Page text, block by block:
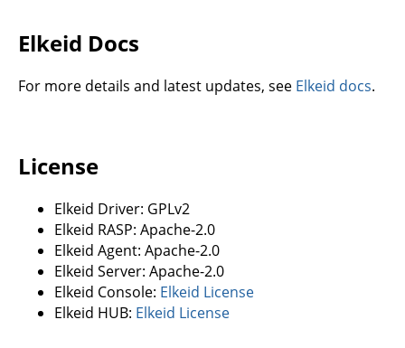
Elkeid Docs
For more details and latest updates, see Elkeid docs.
License
Elkeid Driver: GPLv2
Elkeid RASP: Apache-2.0
Elkeid Agent: Apache-2.0
Elkeid Server: Apache-2.0
Elkeid Console: Elkeid License
Elkeid HUB: Elkeid License